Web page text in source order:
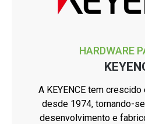
HARDWARE
A KEYENCE tem
desde 1974, tornando-
desenvolvimento e